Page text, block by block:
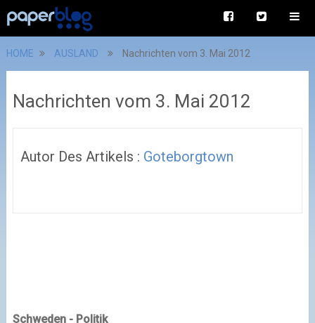
HOME AUSLAND Nachrichten vom 3. Mai 2012
Nachrichten vom 3. Mai 2012
Autor Des Artikels : Goteborgtown
Schweden - Politik